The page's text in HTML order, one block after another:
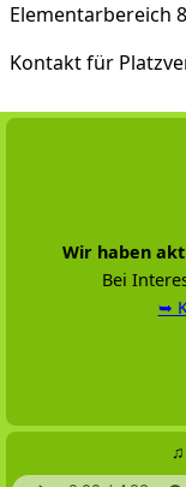
Wir haben
Bei
➥
Elementarbereich
Kontakt für